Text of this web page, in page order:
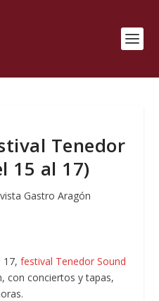
Tenedor
15 al 17)
Gastro Aragón
17,festival Tenedor Sound
con conciertos y tapas,